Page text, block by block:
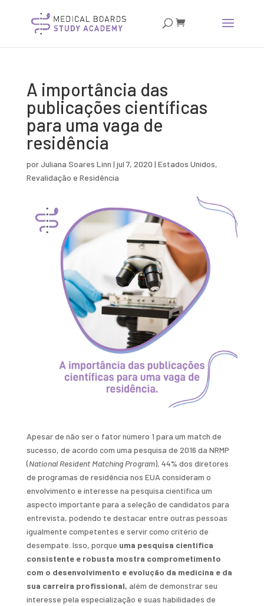
A importância das
publicações científicas
para uma vaga de
residência
porJuliana Soares Linn | jul 7, 2020 | Estados Unidos,
Revalidação e Residência
Apesar de não ser o fator número 1 para um match de
sucesso, de acordo com uma pesquisa de 2016 da NRMP
(National Resident Matching Program), 44% dos diretores
de programas de residência nos EUA consideram o
envolvimento e interesse na pesquisa científica um
aspecto importante para a seleção de candidatos para
entrevista, podendo te destacar entre outras pessoas
igualmente competentes e servir como critério de
desempate. Isso, porque uma pesquisa científica
consistente e robusta mostra comprometimento
com o desenvolvimento e evolução da medicina e da
sua carreira profissional, além de demonstrar seu
interesse pela especialização e suas habilidades de